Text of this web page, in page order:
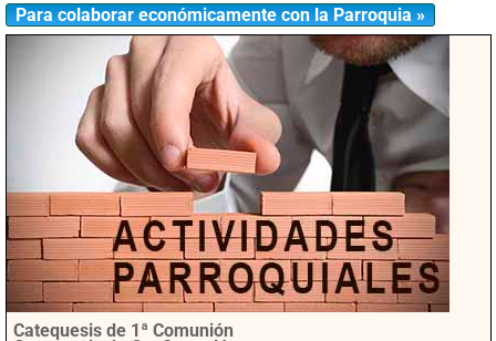
Para colaborar económicamente con la Parroquia »
Catequesis de 1ª Comunión